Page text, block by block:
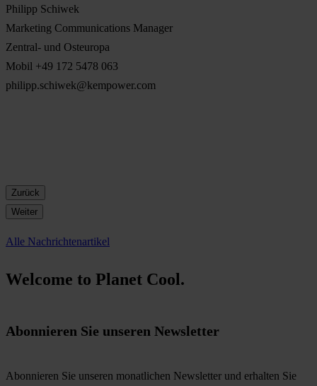
Philipp Schiwek
Marketing Communications Manager
Zentral- und Osteuropa
Mobil +49 172 5478 063
philipp.schiwek@kempower.com
Zurück
Weiter
Alle Nachrichtenartikel
Welcome to Planet Cool.
Abonnieren Sie unseren Newsletter
Abonnieren Sie unseren monatlichen Newsletter und erhalten Sie